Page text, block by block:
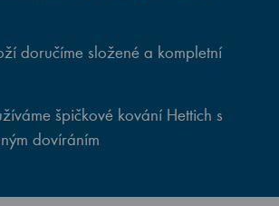
doručíme složené a kompletní
špičkové kování Hettich s
dovíráním